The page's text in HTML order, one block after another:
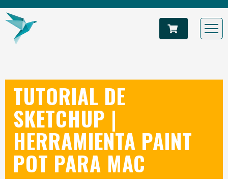
TUTORIAL DE
SKETCHUP |
HERRAMIENTA PAINT
POT PARA MAC